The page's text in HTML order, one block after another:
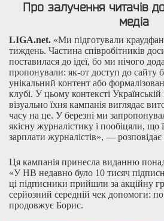
Про залучення читачів
медіа
LIGA.net. «Ми підготували
тиждень. Частина співробітників
поставилася до ідеї, бо ми нічого
пропонували: як-от доступ до сайту
унікальний контент або
клубі. У цьому контексті
візуально їхня кампанія виглядає
часу на це. У березні ми
якісну журналістику і пообіцяли, що
зарплати журналістів», —
Ця кампанія принесла виданню
«У НВ недавно було 10 тисяч
ці підписники прийшли за акційну
серйозний середній чек допомоги:
продовжує Борис.